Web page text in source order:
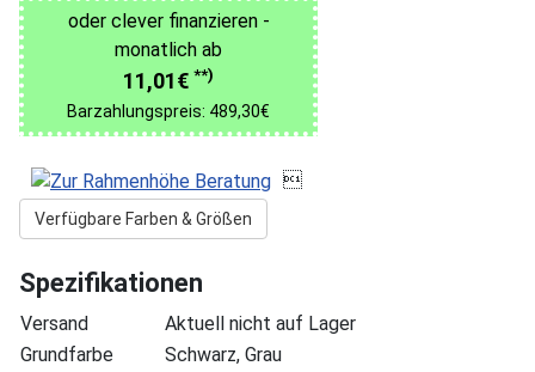
oder clever finanzieren -
monatlich ab
11,01€ **)
Barzahlungspreis: 489,30€

Verfügbare Farben & Größen
Spezifikationen
Versand
Aktuell nicht auf Lager
Grundfarbe
Schwarz, Grau